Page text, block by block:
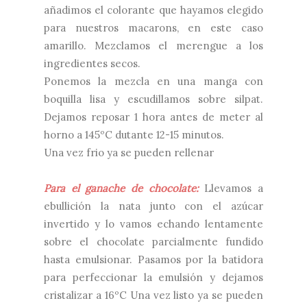
añadimos el colorante que hayamos elegido
para nuestros macarons, en este caso
amarillo. Mezclamos el merengue a los
ingredientes secos.
Ponemos la mezcla en una manga con
boquilla lisa y escudillamos sobre silpat.
Dejamos reposar 1 hora antes de meter al
horno a 145ºC dutante 12-15 minutos.
Una vez frio ya se pueden rellenar
Para el ganache de chocolate: Llevamos a
ebullición la nata junto con el azúcar
invertido y lo vamos echando lentamente
sobre el chocolate parcialmente fundido
hasta emulsionar. Pasamos por la batidora
para perfeccionar la emulsión y dejamos
cristalizar a 16ºC Una vez listo ya se pueden